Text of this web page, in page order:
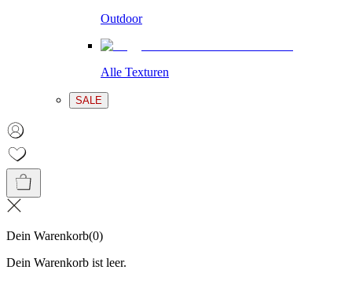
Outdoor
Alle Texturen
SALE
Dein Warenkorb(0)
Dein Warenkorb ist leer.